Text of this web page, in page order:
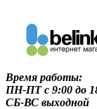
Время работы:
ПН-ПТ c 9:00 до
СБ-ВС выходной